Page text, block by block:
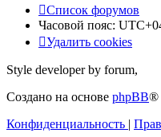
Список форумов
Часовой пояс:
Удалить cookies
Style developer by forum,
Создано на основе phpBB®
Конфиденциальность |